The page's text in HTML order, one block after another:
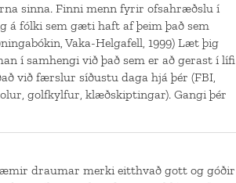
sinna. Finni menn fyrir ofsahræðslu í
á fólki sem gæti haft af þeim það sem
Vaka-Helgafell, 1999) Læt þig
í samhengi við það sem er að gerast í lífi
við færslur síðustu daga hjá þér (FBI,
golfkylfur, klæðskiptingar). Gangi þér
draumar merki eitthvað gott og góðir